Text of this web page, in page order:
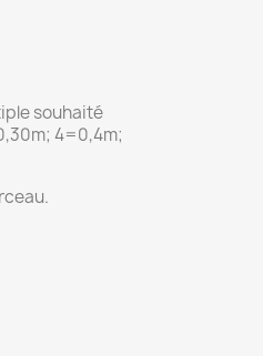
souhaité
4=0,4m;